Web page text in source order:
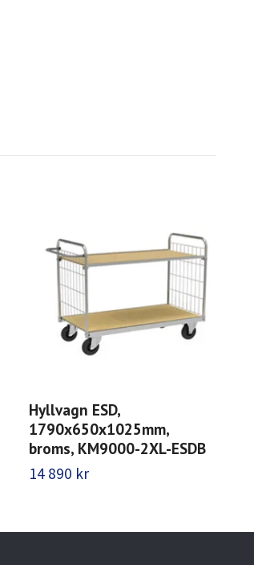
Hyllvagn ESD,
1790x650x1025mm,
broms, KM9000-2XL-ESDB
14 890 kr